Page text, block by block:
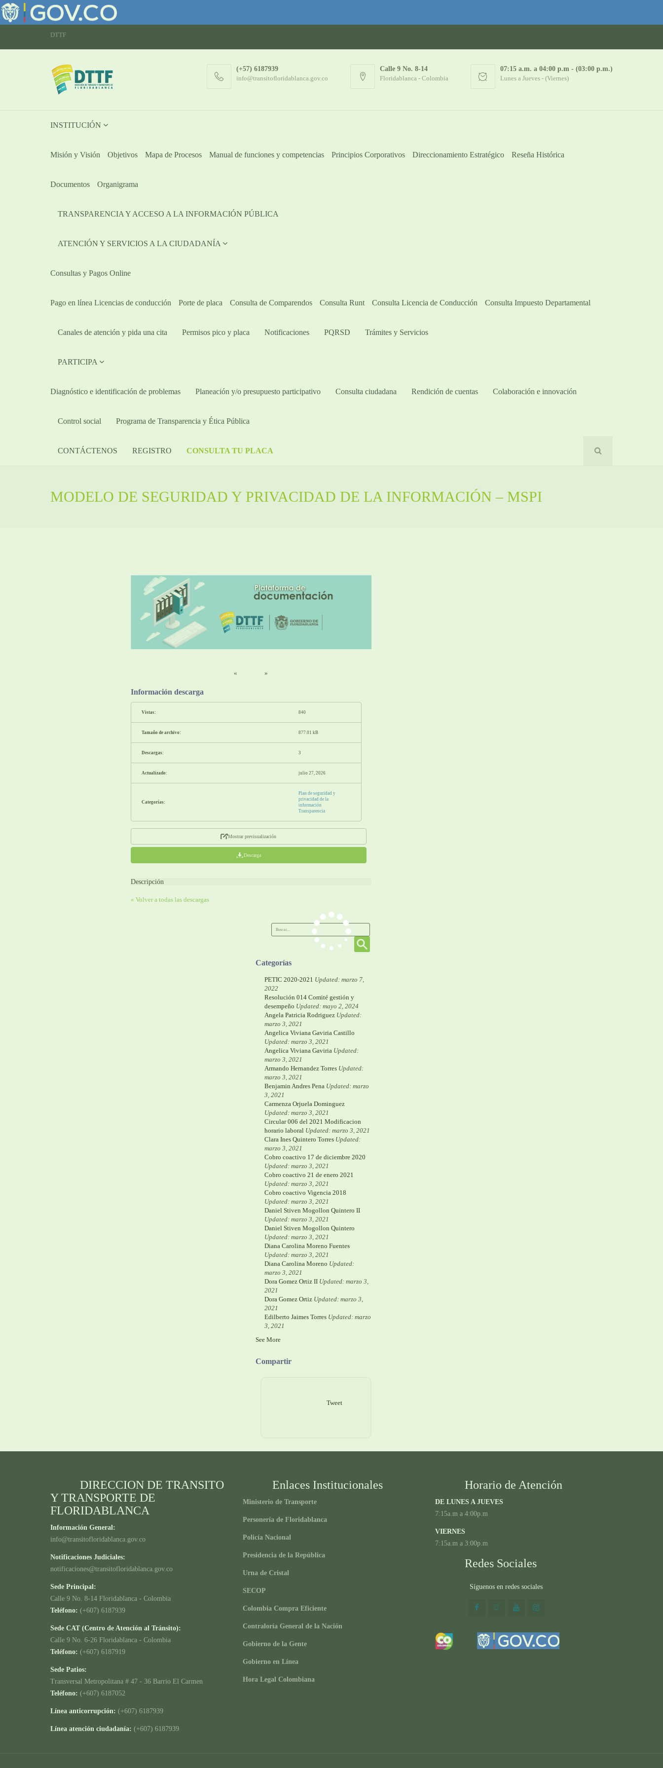
DTTF
(+57) 6187939
info@transitofloridablanca.gov.co
Calle 9 No. 8-14
Floridablanca - Colombia
07:15 a.m. a 04:00 p.m - (03:00 p.m.)
Lunes a Jueves - (Viernes)
INSTITUCIÓN
Misión y Visión Objetivos Mapa de Procesos Manual de funciones y competencias Principios Corporativos Direccionamiento Estratégico Reseña Histórica
Documentos Organigrama
TRANSPARENCIA Y ACCESO A LA INFORMACIÓN PÚBLICA
ATENCIÓN Y SERVICIOS A LA CIUDADANÍA
Consultas y Pagos Online
Pago en línea Licencias de conducción Porte de placa Consulta de Comparendos Consulta Runt Consulta Licencia de Conducción Consulta Impuesto Departamental
Canales de atención y pida una cita Permisos pico y placa Notificaciones PQRSD Trámites y Servicios
PARTICIPA
Diagnóstico e identificación de problemas Planeación y/o presupuesto participativo​ Consulta ciudadana Rendición de cuentas Colaboración e innovación
Control social Programa de Transparencia y Ética Pública
CONTÁCTENOS REGISTRO CONSULTA TU PLACA
MODELO DE SEGURIDAD Y PRIVACIDAD DE LA INFORMACIÓN – MSPI
« »
Información descarga
Vistas: 840
Tamaño de archivo: 877.01 kB
Descargas: 3
Actualizado: julio 27, 2026
Categorías:
Plan de seguridad y
privacidad de la
información
Transparencia
Mostrar previsualización
Descarga
Descripción
« Volver a todas las descargas
Categorías
PETIC 2020-2021 Updated: marzo 7,
2022
Resolución 014 Comité gestión y
desempeño Updated: mayo 2, 2024
Angela Patricia Rodriguez Updated:
marzo 3, 2021
Angelica Viviana Gaviria Castillo
Updated: marzo 3, 2021
Angelica Viviana Gaviria Updated:
marzo 3, 2021
Armando Hernandez Torres Updated:
marzo 3, 2021
Benjamin Andres Pena Updated: marzo
3, 2021
Carmenza Orjuela Dominguez
Updated: marzo 3, 2021
Circular 006 del 2021 Modificacion
horario laboral Updated: marzo 3, 2021
Clara Ines Quintero Torres Updated:
marzo 3, 2021
Cobro coactivo 17 de diciembre 2020
Updated: marzo 3, 2021
Cobro coactivo 21 de enero 2021
Updated: marzo 3, 2021
Cobro coactivo Vigencia 2018
Updated: marzo 3, 2021
Daniel Stiven Mogollon Quintero II
Updated: marzo 3, 2021
Daniel Stiven Mogollon Quintero
Updated: marzo 3, 2021
Diana Carolina Moreno Fuentes
Updated: marzo 3, 2021
Diana Carolina Moreno Updated:
marzo 3, 2021
Dora Gomez Ortiz II Updated: marzo 3,
2021
Dora Gomez Ortiz Updated: marzo 3,
2021
Edilberto Jaimes Torres Updated: marzo
3, 2021
See More
Compartir
Tweet
DIRECCION DE TRANSITO
Y TRANSPORTE DE
FLORIDABLANCA
Información General:
info@transitofloridablanca.gov.co
Notificaciones Judiciales:
notificaciones@transitofloridablanca.gov.co
Sede Principal:
Calle 9 No. 8-14 Floridablanca - Colombia
Teléfono: (+607) 6187939
Sede CAT (Centro de Atención al Tránsito):
Calle 9 No. 6-26 Floridablanca - Colombia
Teléfono: (+607) 6187919
Sede Patios:
Transversal Metropolitana # 47 - 36 Barrio El Carmen
Teléfono: (+607) 6187052
Línea anticorrupción: (+607) 6187939
Línea atención ciudadanía: (+607) 6187939
Enlaces Institucionales
Ministerio de Transporte
Personería de Floridablanca
Policía Nacional
Presidencia de la República
Urna de Cristal
SECOP
Colombia Compra Eficiente
Contraloría General de la Nación
Gobierno de la Gente
Gobierno en Línea
Hora Legal Colombiana
Horario de Atención
DE LUNES A JUEVES
7:15a.m a 4:00p.m
VIERNES
7:15a.m a 3:00p.m
Redes Sociales
Síguenos en redes sociales